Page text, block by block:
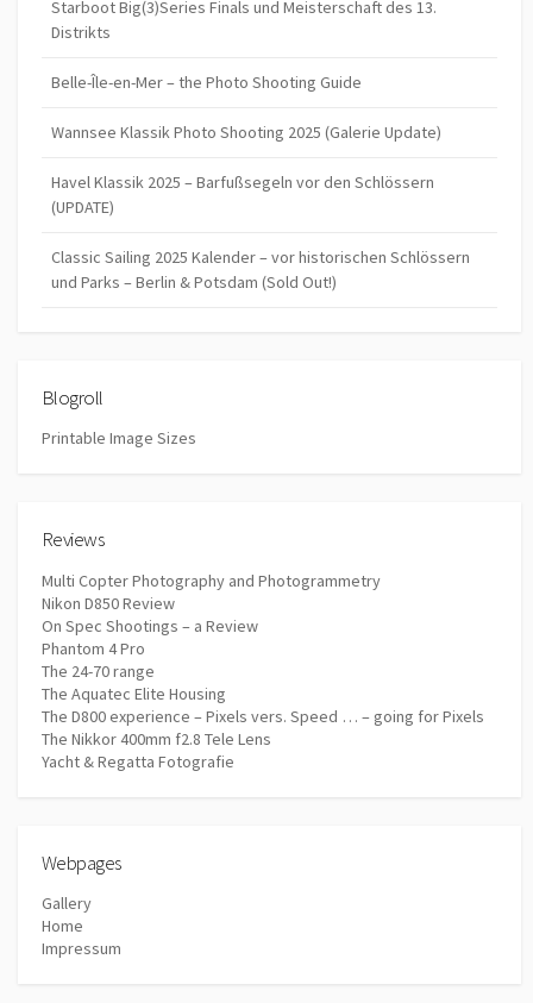
Starboot Big(3)Series Finals und Meisterschaft des 13.
Distrikts
Belle-Île-en-Mer – the Photo Shooting Guide
Wannsee Klassik Photo Shooting 2025 (Galerie Update)
Havel Klassik 2025 – Barfußsegeln vor den Schlössern
(UPDATE)
Classic Sailing 2025 Kalender – vor historischen Schlössern
und Parks – Berlin & Potsdam (Sold Out!)
Blogroll
Printable Image Sizes
Reviews
Multi Copter Photography and Photogrammetry
Nikon D850 Review
On Spec Shootings – a Review
Phantom 4 Pro
The 24-70 range
The Aquatec Elite Housing
The D800 experience – Pixels vers. Speed … – going for Pixels
The Nikkor 400mm f2.8 Tele Lens
Yacht & Regatta Fotografie
Webpages
Gallery
Home
Impressum